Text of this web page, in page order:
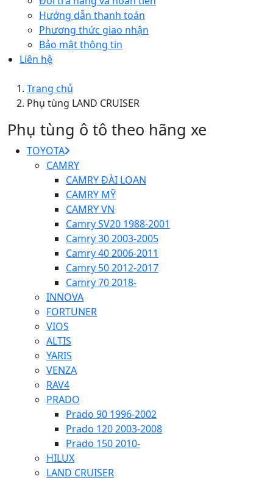
Hướng dẫn thanh toán
Phương thức giao nhận
Bảo mật thông tin
Liên hệ
Trang chủ
Phụ tùng LAND CRUISER
Phụ tùng ô tô theo hãng xe
TOYOTA
CAMRY
CAMRY ĐÀI LOAN
CAMRY MỸ
CAMRY VN
Camry SV20 1988-2001
Camry 30 2003-2005
Camry 40 2006-2011
Camry 50 2012-2017
Camry 70 2018-
INNOVA
FORTUNER
VIOS
ALTIS
YARIS
VENZA
RAV4
PRADO
Prado 90 1996-2002
Prado 120 2003-2008
Prado 150 2010-
HILUX
LAND CRUISER